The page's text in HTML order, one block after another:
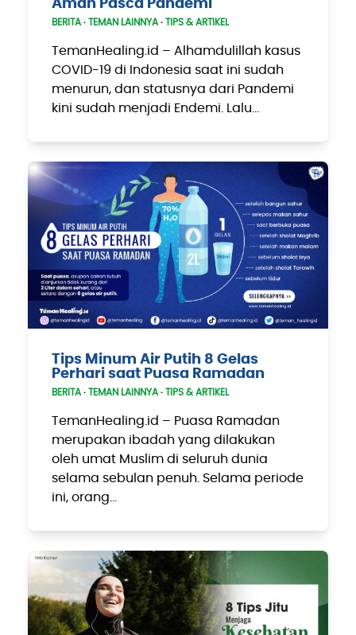
Aman Pasca Pandemi
BERITA· TEMAN LAINNYA· TIPS & ARTIKEL
TemanHealing.id – Alhamdulillah kasus
COVID-19 di Indonesia saat ini sudah
menurun, dan statusnya dari Pandemi
kini sudah menjadi Endemi. Lalu…
Tips Minum Air Putih 8 Gelas
Perhari saat Puasa Ramadan
BERITA· TEMAN LAINNYA· TIPS & ARTIKEL
TemanHealing.id – Puasa Ramadan
merupakan ibadah yang dilakukan
oleh umat Muslim di seluruh dunia
selama sebulan penuh. Selama periode
ini, orang…